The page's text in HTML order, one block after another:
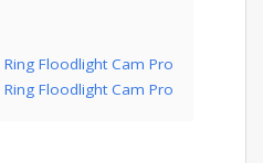
Floodlight Cam Pro
Floodlight Cam Pro